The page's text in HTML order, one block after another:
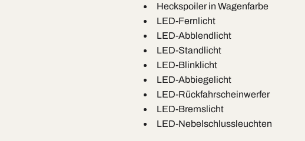
Heckspoiler in Wagenfarbe
LED-Fernlicht
LED-Abblendlicht
LED-Standlicht
LED-Blinklicht
LED-Abbiegelicht
LED-Rückfahrscheinwerfer
LED-Bremslicht
LED-Nebelschlussleuchten